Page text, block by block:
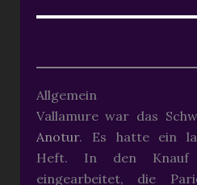
Allgemein
Vallamure war das
Anotur. Es hatte ein
Heft. In den
eingearbeitet, die